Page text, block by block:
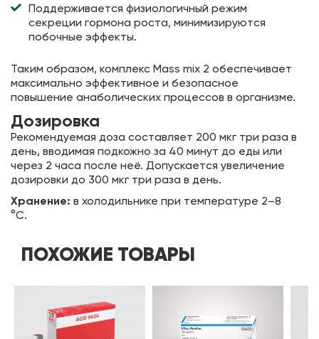
Поддерживается физиологичный режим
секреции гормона роста, минимизируются
побочные эффекты.
Таким образом, комплекс Mass mix 2 обеспечивает
максимально эффективное и безопасное
повышение анаболических процессов в организме.
Дозировка
Рекомендуемая доза составляет 200 мкг три раза в
день, вводимая подкожно за 40 минут до еды или
через 2 часа после неё. Допускается увеличение
дозировки до 300 мкг три раза в день.
Хранение: в холодильнике при температуре 2–8
°C.
ПОХОЖИЕ ТОВАРЫ